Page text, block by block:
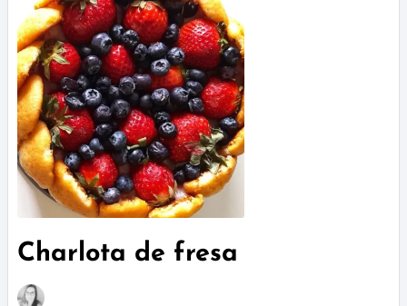
Charlota de fresa